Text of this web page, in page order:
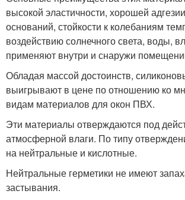
высокой эластичности, хорошей
оснований, стойкости к колебаниям
воздействию солнечного света, воды,
применяют внутри и снаружи
Обладая массой достоинств,
выигрывают в цене по отношению ко
видам материалов для окон ПВХ.
Эти материалы отверждаются под
атмосферной влаги. По типу
на нейтральные и кислотные.
Нейтральные герметики не имеют
застывания.